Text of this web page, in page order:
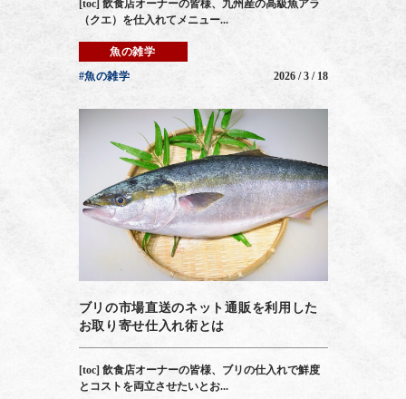
[toc] 飲食店オーナーの皆様、九州産の高級魚アラ
（クエ）を仕入れてメニュー...
魚の雑学
#魚の雑学
2026 / 3 / 18
ブリの市場直送のネット通販を利用した
お取り寄せ仕入れ術とは
[toc] 飲食店オーナーの皆様、ブリの仕入れで鮮度
とコストを両立させたいとお...